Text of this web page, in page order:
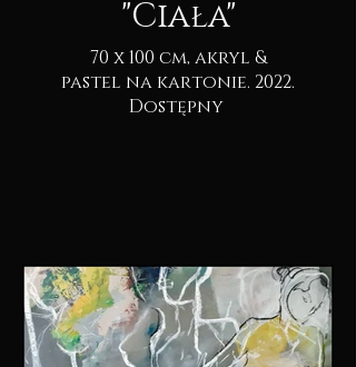
"Ciała"
70 x 100 cm, akryl &
pastel na kartonie. 2022.
Dostępny